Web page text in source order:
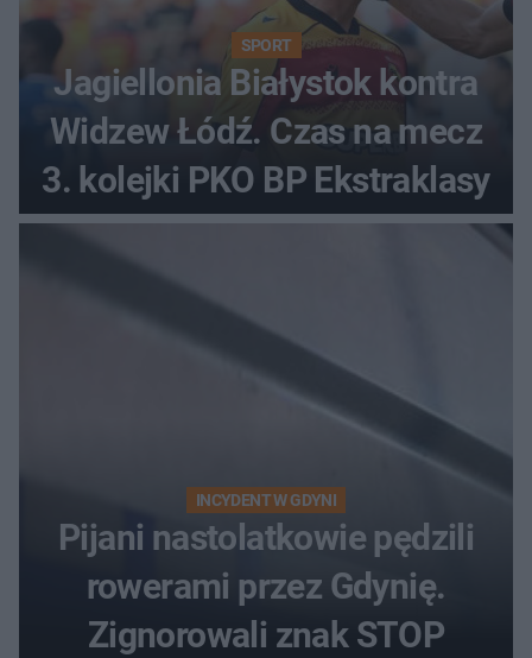
SPORT
Jagiellonia Białystok kontra
Widzew Łódź. Czas na mecz
3. kolejki PKO BP Ekstraklasy
INCYDENT W GDYNI
Pijani nastolatkowie pędzili
rowerami przez Gdynię.
Zignorowali znak STOP